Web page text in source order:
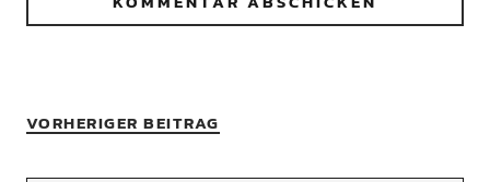
VORHERIGER BEITRAG